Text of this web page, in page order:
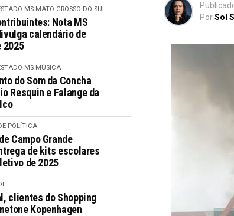
MS MATO GROSSO DO SUL
Nota MS
calendário de
2025
MS MÚSICA
do Som da Concha
Resquin e Falange da
POLÍTICA
Campo Grande
de kits escolares
de 2025
clientes do Shopping
Kopenhagen
PorSol